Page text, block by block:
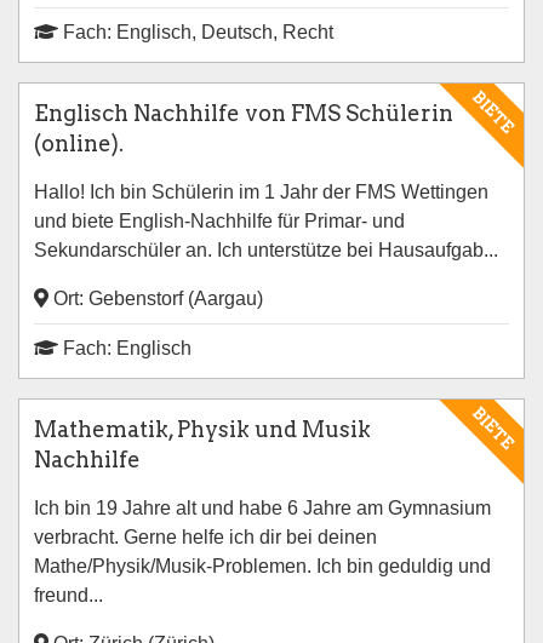
Fach: Englisch, Deutsch, Recht
BIETE
Englisch Nachhilfe von FMS Schülerin
(online).
Hallo! Ich bin Schülerin im 1 Jahr der FMS Wettingen
und biete English-Nachhilfe für Primar- und
Sekundarschüler an. Ich unterstütze bei Hausaufgab...
Ort: Gebenstorf (Aargau)
Fach: Englisch
BIETE
Mathematik, Physik und Musik
Nachhilfe
Ich bin 19 Jahre alt und habe 6 Jahre am Gymnasium
verbracht. Gerne helfe ich dir bei deinen
Mathe/Physik/Musik-Problemen. Ich bin geduldig und
freund...